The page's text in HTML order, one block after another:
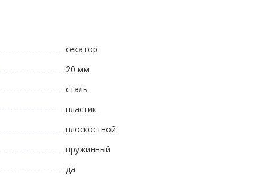
секатор
20 мм
сталь
пластик
плоскостной
пружинный
да